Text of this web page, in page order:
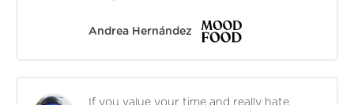
Andrea Hernández
If you value your time and really hate